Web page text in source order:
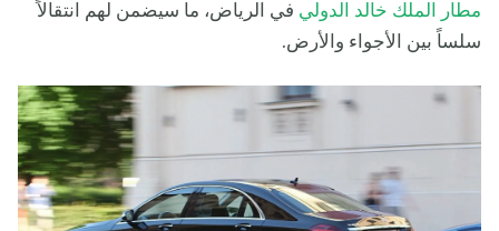
مطار الملك خالد الدولي في الرياض، ما سيضمن لهم انتقالاً
سلساً بين الأجواء والأرض.